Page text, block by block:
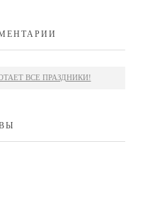
ВСЕ ПРАЗДНИКИ!